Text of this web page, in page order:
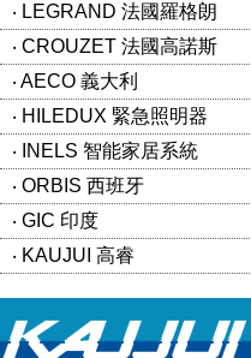
‧ LEGRAND 法國羅格朗
‧ CROUZET 法國高諾斯
‧ AECO 義大利
‧ HILEDUX 緊急照明器
‧ INELS 智能家居系統
‧ ORBIS 西班牙
‧ GIC 印度
‧ KAUJUI 高睿